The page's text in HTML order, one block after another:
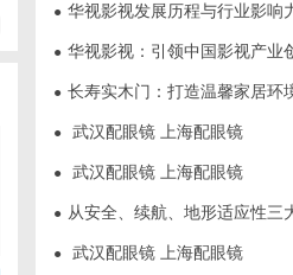
● 华视影视发展历程与行业影响
● 华视影视：引领中国影视产业创新与
● 长寿实木门：打造温馨家居环
● 武汉配眼镜 上海配眼镜
● 武汉配眼镜 上海配眼镜
● 从安全、续航、地形适应性三大维度看国产
● 武汉配眼镜 上海配眼镜